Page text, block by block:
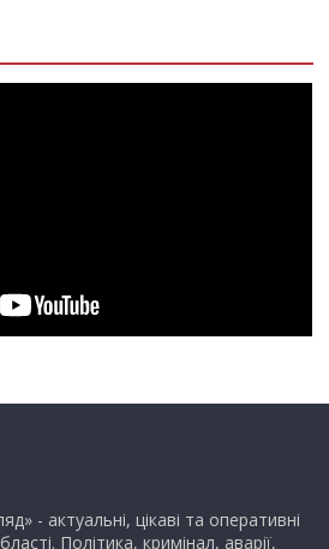
- актуальні, цікаві та оперативні
Політика, кримінал, аварії,